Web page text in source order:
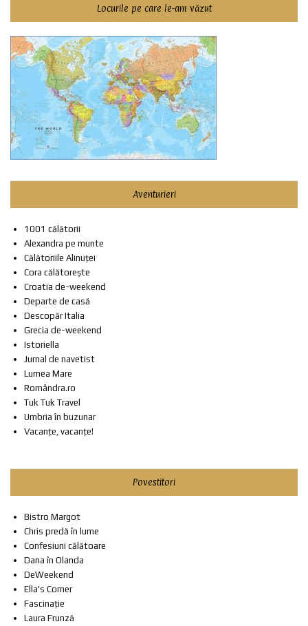
Locurile pe care le-am văzut
Aventurieri
1001 călătorii
Alexandra pe munte
Călătoriile Alinuței
Cora călătorește
Croatia de-weekend
Departe de casă
Descopăr Italia
Grecia de-weekend
Istoriella
Jurnal de navetist
Lumea Mare
Romândra.ro
Tuk Tuk Travel
Umbria în buzunar
Vacanțe, vacanțe!
Povestitori
Bistro Margot
Chris predă în lume
Confesiuni călătoare
Dana în Olanda
DeWeekend
Ella's Corner
Fascinație
Laura Frunză